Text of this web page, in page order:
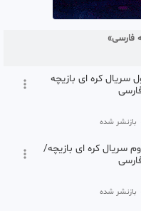
فارسی»
سریال کره ای بازیچه
بازنشر شده
سریال کره ای بازیچه/
بازنشر شده